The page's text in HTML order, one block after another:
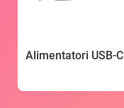
Alimentatori USB-C